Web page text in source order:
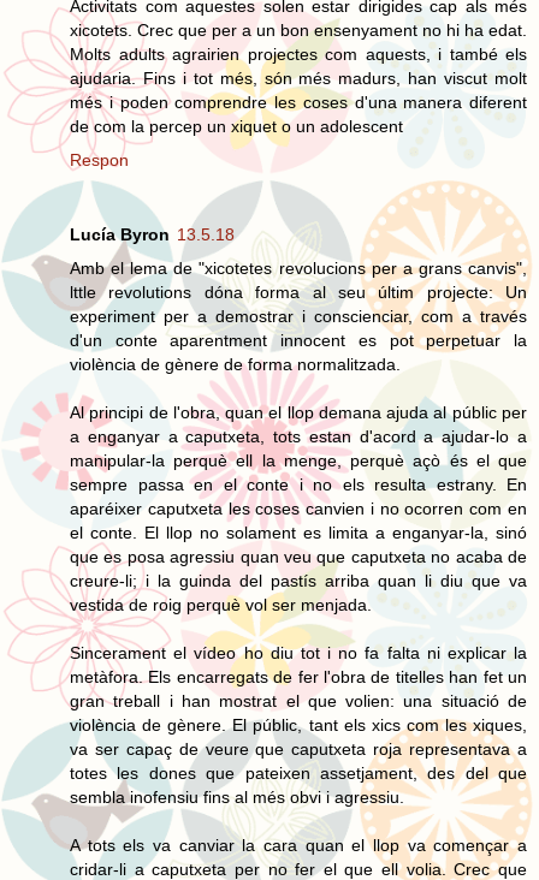
Activitats com aquestes solen estar dirigides cap als més
xicotets. Crec que per a un bon ensenyament no hi ha edat.
Molts adults agrairien projectes com aquests, i també els
ajudaria. Fins i tot més, són més madurs, han viscut molt
més i poden comprendre les coses d'una manera diferent
de com la percep un xiquet o un adolescent
Respon
Lucía Byron 13.5.18
Amb el lema de "xicotetes revolucions per a grans canvis",
lttle revolutions dóna forma al seu últim projecte: Un
experiment per a demostrar i conscienciar, com a través
d'un conte aparentment innocent es pot perpetuar la
violència de gènere de forma normalitzada.
Al principi de l'obra, quan el llop demana ajuda al públic per
a enganyar a caputxeta, tots estan d'acord a ajudar-lo a
manipular-la perquè ell la menge, perquè açò és el que
sempre passa en el conte i no els resulta estrany. En
aparéixer caputxeta les coses canvien i no ocorren com en
el conte. El llop no solament es limita a enganyar-la, sinó
que es posa agressiu quan veu que caputxeta no acaba de
creure-li; i la guinda del pastís arriba quan li diu que va
vestida de roig perquè vol ser menjada.
Sincerament el vídeo ho diu tot i no fa falta ni explicar la
metàfora. Els encarregats de fer l'obra de titelles han fet un
gran treball i han mostrat el que volien: una situació de
violència de gènere. El públic, tant els xics com les xiques,
va ser capaç de veure que caputxeta roja representava a
totes les dones que pateixen assetjament, des del que
sembla inofensiu fins al més obvi i agressiu.
A tots els va canviar la cara quan el llop va començar a
cridar-li a caputxeta per no fer el que ell volia. Crec que